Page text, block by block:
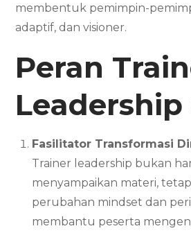
membentuk pemimpin-
adaptif, dan visioner.
Peran
Leadership
Fasilitator Transformasi
Trainer leadership bukan
menyampaikan materi,
perubahan mindset dan
membantu peserta